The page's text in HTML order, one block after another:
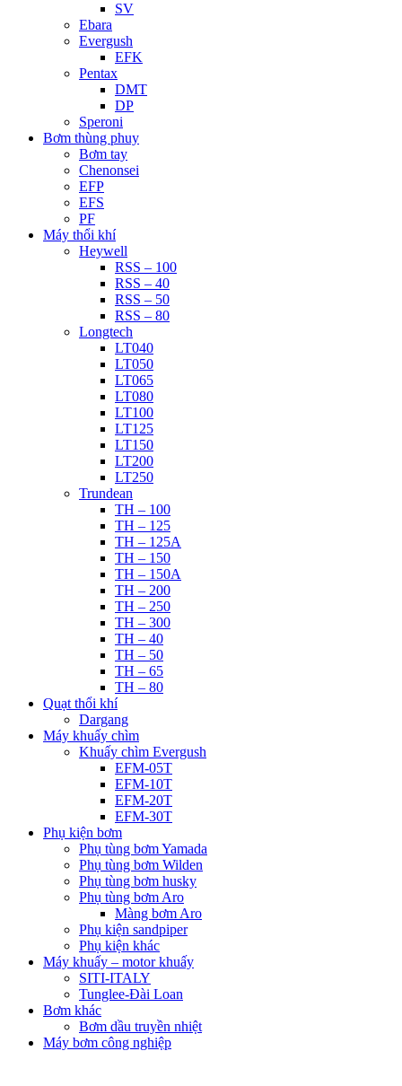
SV
Ebara
Evergush
EFK
Pentax
DMT
DP
Speroni
Bơm thùng phuy
Bơm tay
Chenonsei
EFP
EFS
PF
Máy thổi khí
Heywell
RSS – 100
RSS – 40
RSS – 50
RSS – 80
Longtech
LT040
LT050
LT065
LT080
LT100
LT125
LT150
LT200
LT250
Trundean
TH – 100
TH – 125
TH – 125A
TH – 150
TH – 150A
TH – 200
TH – 250
TH – 300
TH – 40
TH – 50
TH – 65
TH – 80
Quạt thổi khí
Dargang
Máy khuấy chìm
Khuấy chìm Evergush
EFM-05T
EFM-10T
EFM-20T
EFM-30T
Phụ kiện bơm
Phụ tùng bơm Yamada
Phụ tùng bơm Wilden
Phụ tùng bơm husky
Phụ tùng bơm Aro
Màng bơm Aro
Phụ kiện sandpiper
Phụ kiện khác
Máy khuấy – motor khuấy
SITI-ITALY
Tunglee-Đài Loan
Bơm khác
Bơm dầu truyền nhiệt
Máy bơm công nghiệp